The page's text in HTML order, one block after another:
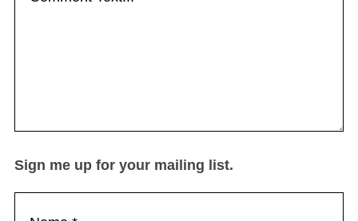
Sign me up for your mailing list.